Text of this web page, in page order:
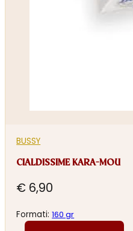
BUSSY
CIALDISSIME KARA-MOU
€ 6,90
Formati:160 gr